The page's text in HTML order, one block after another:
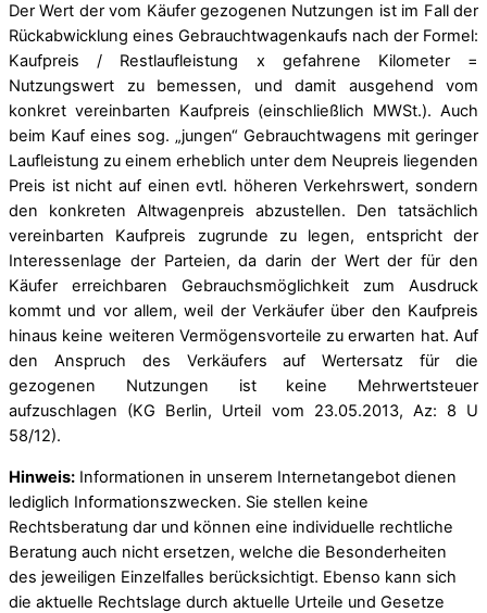
Der Wert der vom Käufer gezogenen Nutzungen ist im Fall der
Rückabwicklung eines Gebrauchtwagenkaufs nach der Formel:
Kaufpreis / Restlaufleistung x gefahrene Kilometer =
Nutzungswert zu bemessen, und damit ausgehend vom
konkret vereinbarten Kaufpreis (einschließlich MWSt.). Auch
beim Kauf eines sog. „jungen“ Gebrauchtwagens mit geringer
Laufleistung zu einem erheblich unter dem Neupreis liegenden
Preis ist nicht auf einen evtl. höheren Verkehrswert, sondern
den konkreten Altwagenpreis abzustellen. Den tatsächlich
vereinbarten Kaufpreis zugrunde zu legen, entspricht der
Interessenlage der Parteien, da darin der Wert der für den
Käufer erreichbaren Gebrauchsmöglichkeit zum Ausdruck
kommt und vor allem, weil der Verkäufer über den Kaufpreis
hinaus keine weiteren Vermögensvorteile zu erwarten hat. Auf
den Anspruch des Verkäufers auf Wertersatz für die
gezogenen Nutzungen ist keine Mehrwertsteuer
aufzuschlagen (KG Berlin, Urteil vom 23.05.2013, Az: 8 U
58/12).
Hinweis: Informationen in unserem Internetangebot dienen
lediglich Informationszwecken. Sie stellen keine
Rechtsberatung dar und können eine individuelle rechtliche
Beratung auch nicht ersetzen, welche die Besonderheiten
des jeweiligen Einzelfalles berücksichtigt. Ebenso kann sich
die aktuelle Rechtslage durch aktuelle Urteile und Gesetze